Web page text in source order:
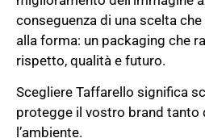
conseguenza di una scelta
alla forma: un packaging che
rispetto, qualità e futuro.
Scegliere Taffarello significa
protegge il vostro brand tanto
l’ambiente.